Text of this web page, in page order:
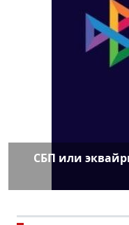
СБП или